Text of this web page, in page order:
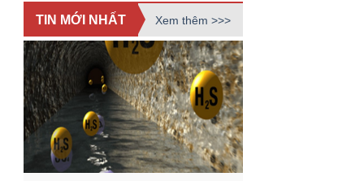
TIN MỚI NHẤT Xem thêm >>>